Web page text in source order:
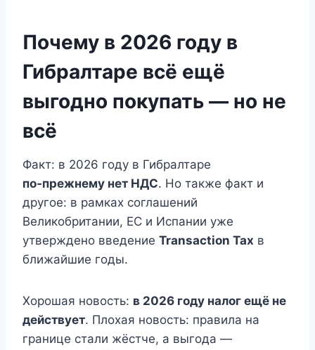
Почему в 2026 году в
Гибралтаре всё ещё
выгодно покупать — но не
всё
Факт: в 2026 году в Гибралтаре
по‑прежнему нет НДС. Но также факт и
другое: в рамках соглашений
Великобритании, ЕС и Испании уже
утверждено введение Transaction Tax в
ближайшие годы.
Хорошая новость: в 2026 году налог ещё не
действует. Плохая новость: правила на
границе стали жёстче, а выгода —